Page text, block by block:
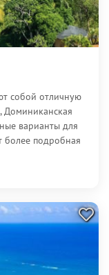
собой отличную
Доминиканская
варианты для
более подробная